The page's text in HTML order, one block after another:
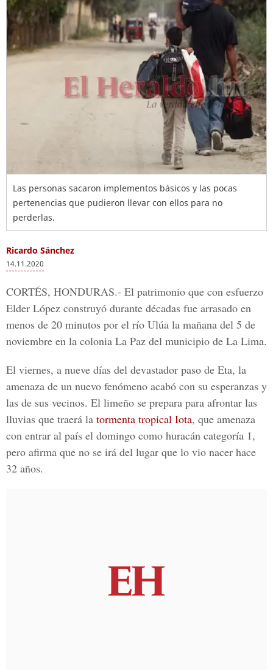
Las personas sacaron implementos básicos y las pocas
pertenencias que pudieron llevar con ellos para no
perderlas.
Ricardo Sánchez
14.11.2020
CORTÉS, HONDURAS.- El patrimonio que con esfuerzo
Elder López construyó durante décadas fue arrasado en
menos de 20 minutos por el río Ulúa la mañana del 5 de
noviembre en la colonia La Paz del municipio de La Lima.
El viernes, a nueve días del devastador paso de Eta, la
amenaza de un nuevo fenómeno acabó con su esperanzas y
las de sus vecinos. El limeño se prepara para afrontar las
lluvias que traerá la tormenta tropical Iota, que amenaza
con entrar al país el domingo como huracán categoría 1,
pero afirma que no se irá del lugar que lo vio nacer hace
32 años.